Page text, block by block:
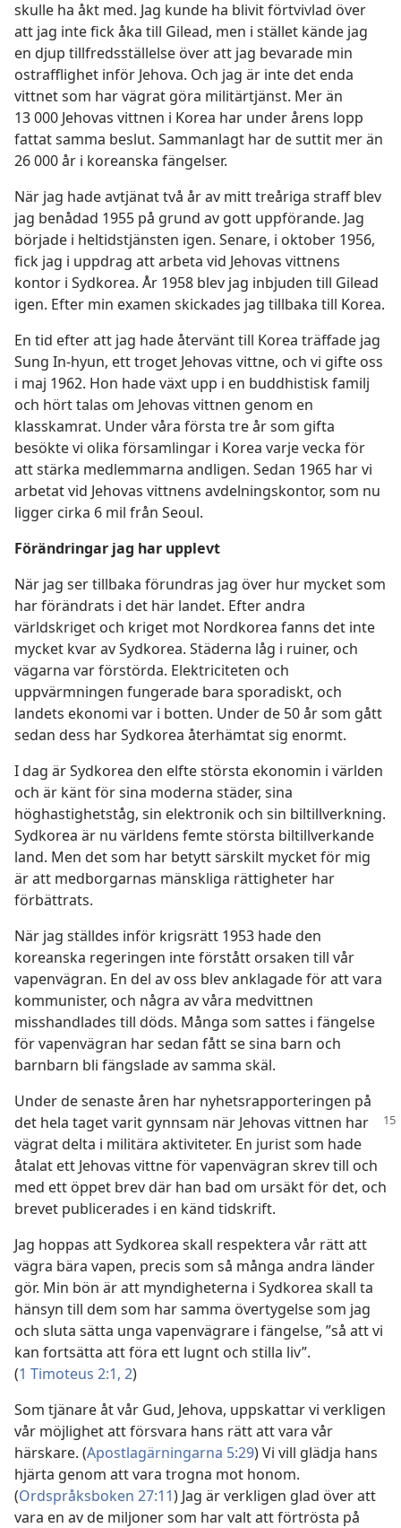
skulle ha åkt med. Jag kunde ha blivit förtvivlad över
att jag inte fick åka till Gilead, men i stället kände jag
en djup tillfredsställelse över att jag bevarade min
ostrafflighet inför Jehova. Och jag är inte det enda
vittnet som har vägrat göra militärtjänst. Mer än
13 000 Jehovas vittnen i Korea har under årens lopp
fattat samma beslut. Sammanlagt har de suttit mer än
26 000 år i koreanska fängelser.
När jag hade avtjänat två år av mitt treåriga straff blev
jag benådad 1955 på grund av gott uppförande. Jag
började i heltidstjänsten igen. Senare, i oktober 1956,
fick jag i uppdrag att arbeta vid Jehovas vittnens
kontor i Sydkorea. År 1958 blev jag inbjuden till Gilead
igen. Efter min examen skickades jag tillbaka till Korea.
En tid efter att jag hade återvänt till Korea träffade jag
Sung In-hyun, ett troget Jehovas vittne, och vi gifte oss
i maj 1962. Hon hade växt upp i en buddhistisk familj
och hört talas om Jehovas vittnen genom en
klasskamrat. Under våra första tre år som gifta
besökte vi olika församlingar i Korea varje vecka för
att stärka medlemmarna andligen. Sedan 1965 har vi
arbetat vid Jehovas vittnens avdelningskontor, som nu
ligger cirka 6 mil från Seoul.
Förändringar jag har upplevt
När jag ser tillbaka förundras jag över hur mycket som
har förändrats i det här landet. Efter andra
världskriget och kriget mot Nordkorea fanns det inte
mycket kvar av Sydkorea. Städerna låg i ruiner, och
vägarna var förstörda. Elektriciteten och
uppvärmningen fungerade bara sporadiskt, och
landets ekonomi var i botten. Under de 50 år som gått
sedan dess har Sydkorea återhämtat sig enormt.
I dag är Sydkorea den elfte största ekonomin i världen
och är känt för sina moderna städer, sina
höghastighetståg, sin elektronik och sin biltillverkning.
Sydkorea är nu världens femte största biltillverkande
land. Men det som har betytt särskilt mycket för mig
är att medborgarnas mänskliga rättigheter har
förbättrats.
När jag ställdes inför krigsrätt 1953 hade den
koreanska regeringen inte förstått orsaken till vår
vapenvägran. En del av oss blev anklagade för att vara
kommunister, och några av våra medvittnen
misshandlades till döds. Många som sattes i fängelse
för vapenvägran har sedan fått se sina barn och
barnbarn bli fängslade av samma skäl.
Under de senaste åren har nyhetsrapporteringen på
det hela taget varit gynnsam när Jehovas vittnen har
vägrat delta i militära aktiviteter. En jurist som hade
åtalat ett Jehovas vittne för vapenvägran skrev till och
med ett öppet brev där han bad om ursäkt för det, och
brevet publicerades i en känd tidskrift.
Jag hoppas att Sydkorea skall respektera vår rätt att
vägra bära vapen, precis som så många andra länder
gör. Min bön är att myndigheterna i Sydkorea skall ta
hänsyn till dem som har samma övertygelse som jag
och sluta sätta unga vapenvägrare i fängelse, ”så att vi
kan fortsätta att föra ett lugnt och stilla liv”.
(1 Timoteus 2:1, 2)
Som tjänare åt vår Gud, Jehova, uppskattar vi verkligen
vår möjlighet att försvara hans rätt att vara vår
härskare. (Apostlagärningarna 5:29) Vi vill glädja hans
hjärta genom att vara trogna mot honom.
(Ordspråksboken 27:11) Jag är verkligen glad över att
vara en av de miljoner som har valt att förtrösta på